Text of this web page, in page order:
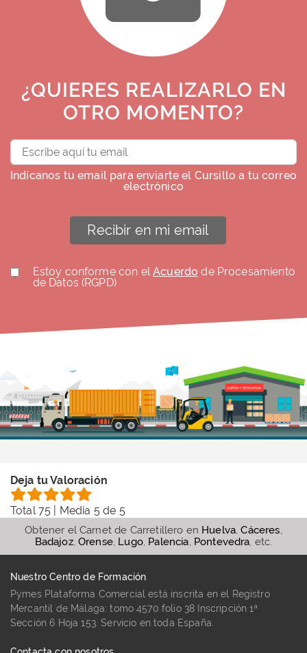
¿QUIERES REALIZARLO EN
OTRO MOMENTO?
Indícanos tu email para enviarte el Cursillo a tu correo
electrónico
Recibir en mi email
Estoy conforme con elAcuerdo de Procesamiento
de Datos (RGPD)
Deja tu Valoración
Total75 | Media 5 de 5
Obtener el Carnet de Carretillero en Huelva,Cáceres,
Badajoz, Orense, Lugo, Palencia, Pontevedra, etc.
Nuestro Centro de Formación
Pymes Plataforma Comercial está inscrita en el Registro
Mercantil de Málaga: tomo 4570 folio 38 Inscripción 1ª
Sección 6 Hoja 153. Servicio en toda España.